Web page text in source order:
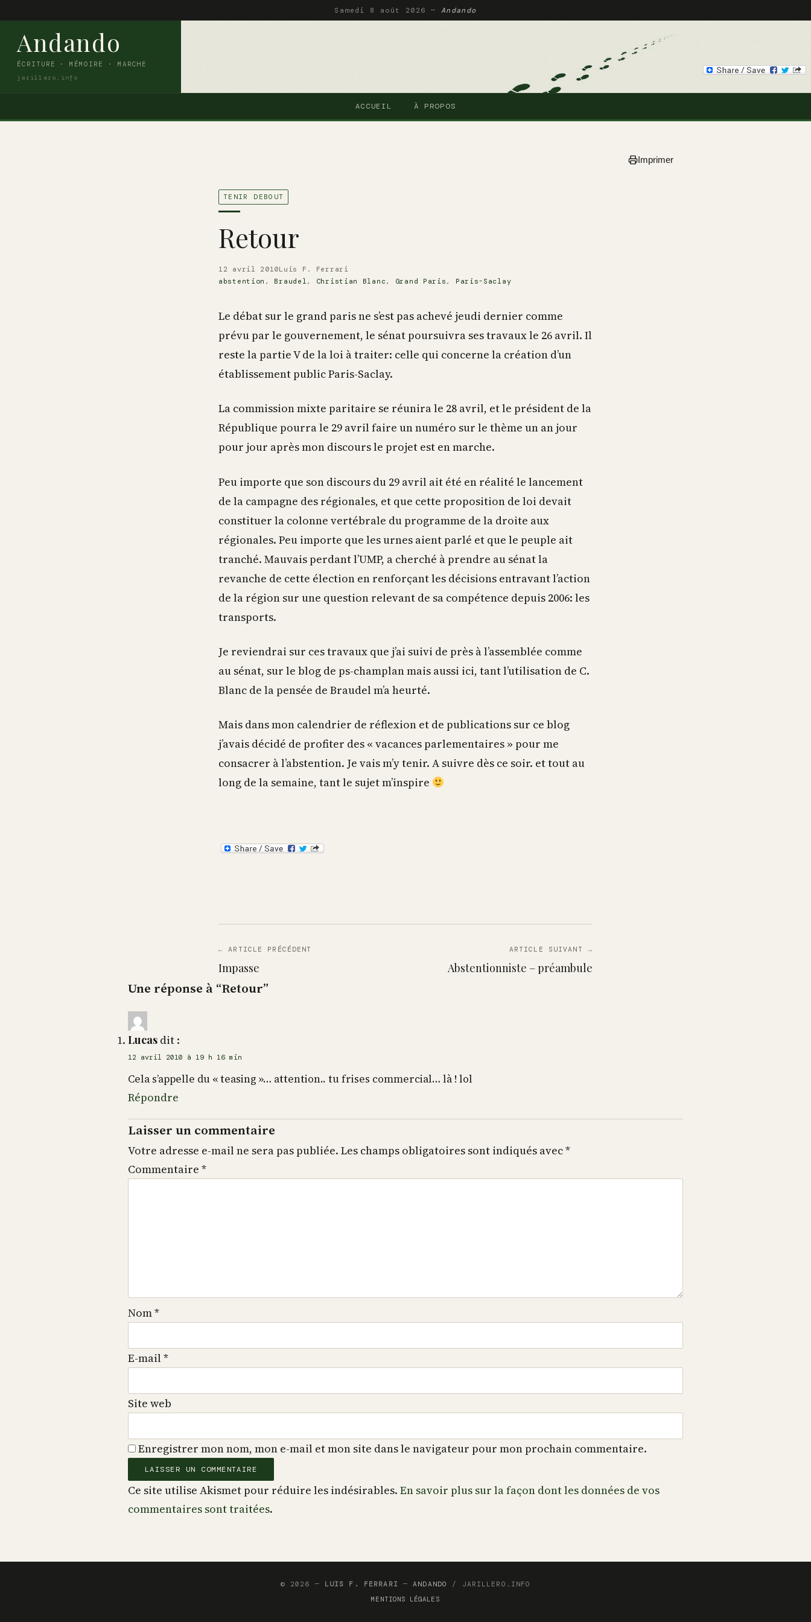
Samedi 8 août 2026 — Andando
Andando
ÉCRITURE · MÉMOIRE · MARCHE
jarillero.info
ACCUEIL À PROPOS
Imprimer
TENIR DEBOUT
Retour
12 avril 2010Luis F. Ferrari
abstention , Braudel, Christian Blanc, Grand Paris, Paris-Saclay
Le débat sur le grand paris ne s’est pas achevé jeudi dernier comme
prévu par le gouvernement, le sénat poursuivra ses travaux le 26 avril. Il
reste la partie V de la loi à traiter: celle qui concerne la création d’un
établissement public Paris-Saclay.
La commission mixte paritaire se réunira le 28 avril, et le président de la
République pourra le 29 avril faire un numéro sur le thème un an jour
pour jour après mon discours le projet est en marche.
Peu importe que son discours du 29 avril ait été en réalité le lancement
de la campagne des régionales, et que cette proposition de loi devait
constituer la colonne vertébrale du programme de la droite aux
régionales. Peu importe que les urnes aient parlé et que le peuple ait
tranché. Mauvais perdant l’UMP, a cherché à prendre au sénat la
revanche de cette élection en renforçant les décisions entravant l’action
de la région sur une question relevant de sa compétence depuis 2006: les
transports.
Je reviendrai sur ces travaux que j’ai suivi de près à l’assemblée comme
au sénat, sur le blog de ps-champlan mais aussi ici, tant l’utilisation de C.
Blanc de la pensée de Braudel m’a heurté.
Mais dans mon calendrier de réflexion et de publications sur ce blog
j’avais décidé de profiter des « vacances parlementaires » pour me
consacrer à l’abstention. Je vais m’y tenir. A suivre dès ce soir. et tout au
long de la semaine, tant le sujet m’inspire
← ARTICLE PRÉCÉDENT
Impasse
ARTICLE SUIVANT →
Abstentionniste – préambule
Une réponse à “Retour”
Lucas dit :
12 avril 2010 à 19 h 16 min
Cela s’appelle du « teasing »… attention.. tu frises commercial… là ! lol
Répondre
Laisser un commentaire
Votre adresse e-mail ne sera pas publiée. Les champs obligatoires sont indiqués avec*
Commentaire *
Nom*
E-mail*
Site web
Enregistrer mon nom, mon e-mail et mon site dans le navigateur pour mon prochain commentaire.
Ce site utilise Akismet pour réduire les indésirables. En savoir plus sur la façon dont les données de vos
commentaires sont traitées.
© 2026 — LUIS F. FERRARI —ANDANDO / JARILLERO.INFO
MENTIONS LÉGALES